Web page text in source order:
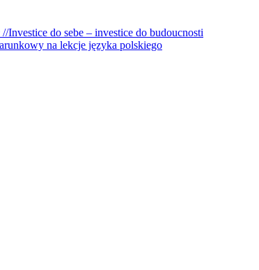
Investice do sebe – investice do budoucnosti
na lekcje języka polskiego